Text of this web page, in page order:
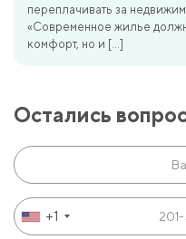
переплачивать за
«Современное жилье
комфорт, но и […]
Остались
+1